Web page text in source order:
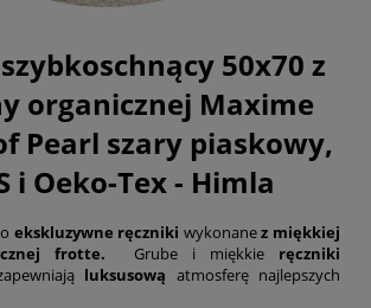
50x70 z
organicznej Maxime
Pearl szary piaskowy,
i Oeko-Tex - Himla
ekskluzywne ręczniki wykonanez miękkiej
frotte.
Grube i miękkie ręczniki
luksusową atmosferę najlepszych